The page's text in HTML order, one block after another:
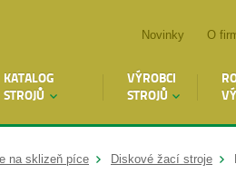
KATALOG
STROJŮ
VÝROBCI
STROJŮ
Novinky O
na sklizeň píce Diskové žací stroje